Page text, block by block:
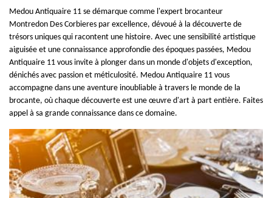
Medou Antiquaire 11 se démarque comme l'expert brocanteur
Montredon Des Corbieres par excellence, dévoué à la découverte de
trésors uniques qui racontent une histoire. Avec une sensibilité artistique
aiguisée et une connaissance approfondie des époques passées, Medou
Antiquaire 11 vous invite à plonger dans un monde d'objets d'exception,
dénichés avec passion et méticulosité. Medou Antiquaire 11 vous
accompagne dans une aventure inoubliable à travers le monde de la
brocante, où chaque découverte est une œuvre d'art à part entière. Faites
appel à sa grande connaissance dans ce domaine.